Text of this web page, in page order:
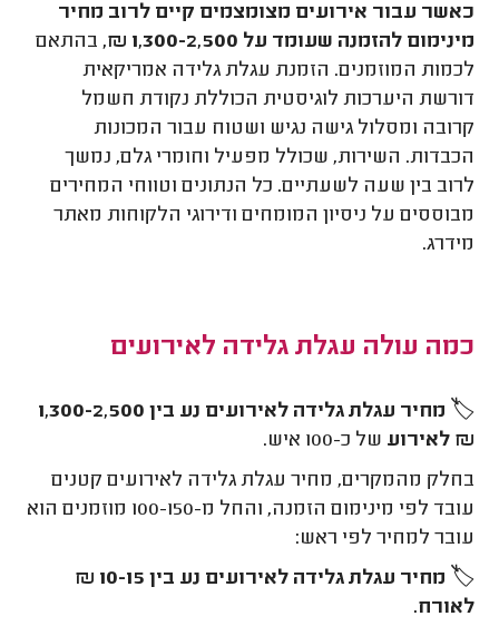
כאשר עבור אירועים מצומצמים קיים לרוב מחיר
מינימום להזמנה שעומד על 1,300-2,500 ₪,
בהתאם
לכמות המוזמנים. הזמנת עגלת גלידה אמריקאית
דורשת היערכות לוגיסטית הכוללת נקודת חשמל
קרובה ומסלול גישה נגיש ושטוח עבור המכונות
הכבדות. השירות, שכולל מפעיל וחומרי גלם, נמשך
לרוב בין שעה לשעתיים. כל הנתונים וטווחי המחירים
מבוססים על ניסיון המומחים ודירוגי הלקוחות מאתר
מידרג.
כמה עולה עגלת גלידה לאירועים
🏷️
מחיר עגלת גלידה לאירועים נע בין 1,300-2,500
₪ לאירוע של כ-100 איש.
בחלק מהמקרים, מחיר עגלת גלידה לאירועים קטנים
עובד לפי מינימום הזמנה, והחל מ-100-150 מוזמנים הוא
עובר למחיר לפי ראש:
🏷️
מחיר עגלת גלידה לאירועים נע בין 10-15 ₪
לאורח.